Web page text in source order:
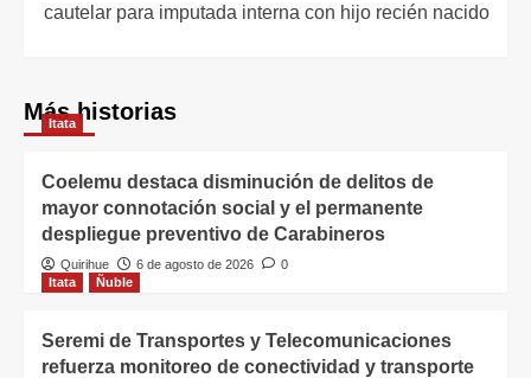
cautelar para imputada interna con hijo recién nacido
Más historias
Itata
Coelemu destaca disminución de delitos de
mayor connotación social y el permanente
despliegue preventivo de Carabineros
Quirihue 6 de agosto de 2026
0
Itata
Ñuble
Seremi de Transportes y Telecomunicaciones
refuerza monitoreo de conectividad y transporte